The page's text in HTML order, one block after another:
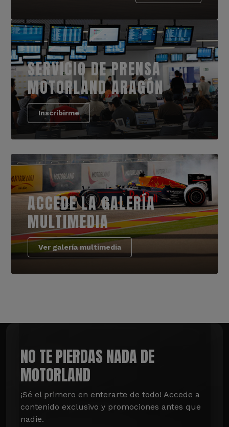
SERVICIO DE PRENSA
MOTORLAND ARAGÓN
Inscribirme
ACCEDE LA GALERÍA
MULTIMEDIA
Ver galería multimedia
NO TE PIERDAS NADA DE
MOTORLAND
¡Sé el primero en enterarte de todo! Accede a
contenido exclusivo y promociones antes que
nadie.